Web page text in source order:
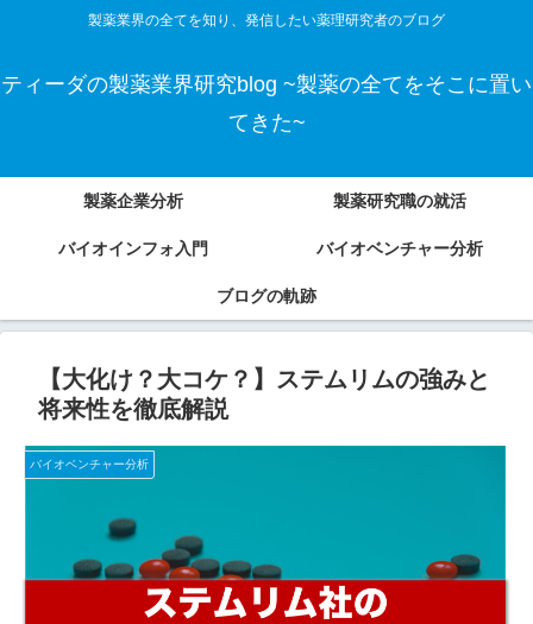
製薬業界の全てを知り、発信したい薬理研究者のブログ
ティーダの製薬業界研究blog ~製薬の全てをそこに置い
てきた~
製薬企業分析 製薬研究職の就活
バイオインフォ入門 バイオベンチャー分析
ブログの軌跡
【大化け？大コケ？】ステムリムの強みと
将来性を徹底解説
バイオベンチャー分析